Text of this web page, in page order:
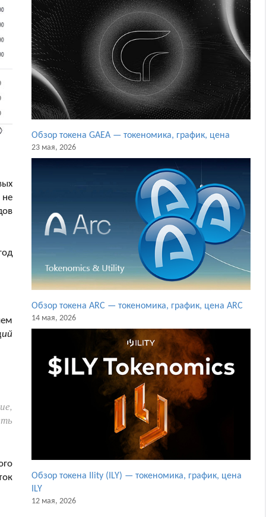
не
Обзор токена GAEA — токеномика, график, цена
23 мая, 2026
Обзор токена ARC — токеномика, график, цена ARC
14 мая, 2026
Обзор токена Ility (ILY) — токеномика, график, цена
ILY
12 мая, 2026